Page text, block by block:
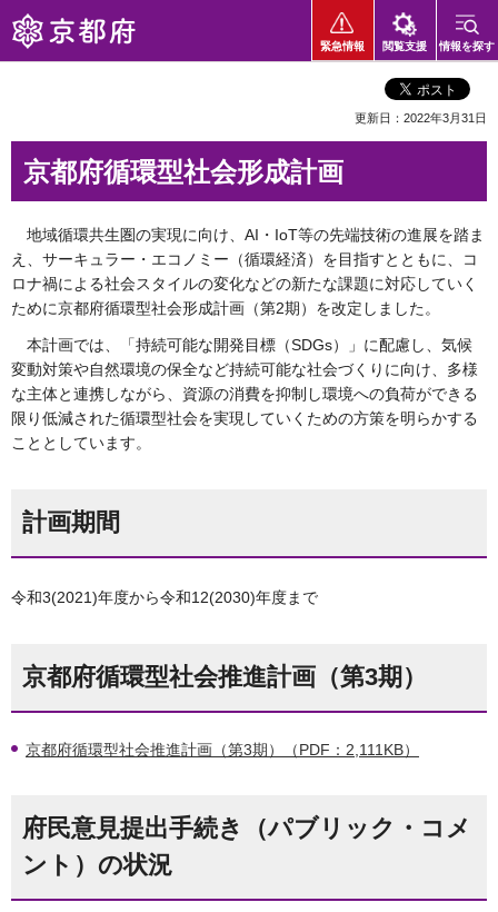
京都府
緊急情報 閲覧支援 情報を探す
更新日：2022年3月31日
京都府循環型社会形成計画
地域循環共生圏の実現に向け、AI・IoT等の先端技術の進展を踏ま
え、サーキュラー・エコノミー（循環経済）を目指すとともに、コ
ロナ禍による社会スタイルの変化などの新たな課題に対応していく
ために京都府循環型社会形成計画（第2期）を改定しました。
本計画では、「持続可能な開発目標（SDGs）」に配慮し、気候
変動対策や自然環境の保全など持続可能な社会づくりに向け、多様
な主体と連携しながら、資源の消費を抑制し環境への負荷ができる
限り低減された循環型社会を実現していくための方策を明らかする
こととしています。
計画期間
令和3(2021)年度から令和12(2030)年度まで
京都府循環型社会推進計画（第3期）
京都府循環型社会推進計画（第3期）（PDF：2,111KB）
府民意見提出手続き（パブリック・コメ
ント）の状況